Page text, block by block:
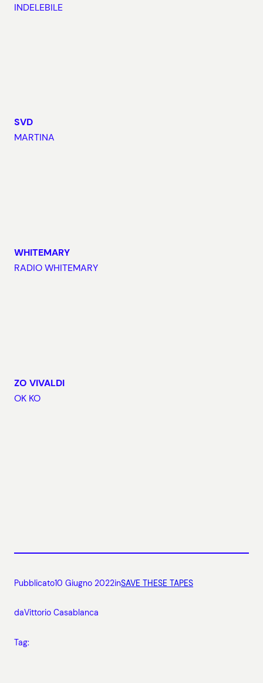
INDELEBILE
SVD
MARTINA
WHITEMARY
RADIO WHITEMARY
ZO VIVALDI
OK KO
Pubblicato10 Giugno 2022inSAVE THESE TAPES
daVittorio Casablanca
Tag: